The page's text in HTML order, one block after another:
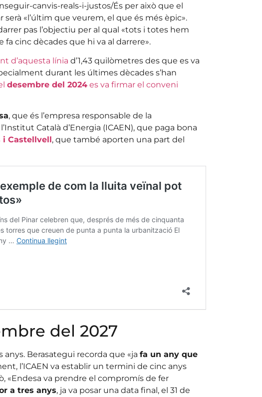
canvis-reals-i-justos/És per això que el
serà «l’últim que veurem, el que és més èpic».
pas l’objectiu per al qual «tots i totes hem
cinc dècades que hi va al darrere».
d’aquesta línia d’1,43 quilòmetres des que es va
durant les últimes dècades s’han
desembre del 2024es va firmar el conveni
, que és l’empresa responsable de la
Català d’Energia (ICAEN), que paga bona
i Castellvell, que també aporten una part del
del 2027
Berasategui recorda que «ja fa un any que
l’ICAEN va establir un termini de cinc anys
«Endesa va prendre el compromís de fer
a tres anys, ja va posar una data final, el 31 de